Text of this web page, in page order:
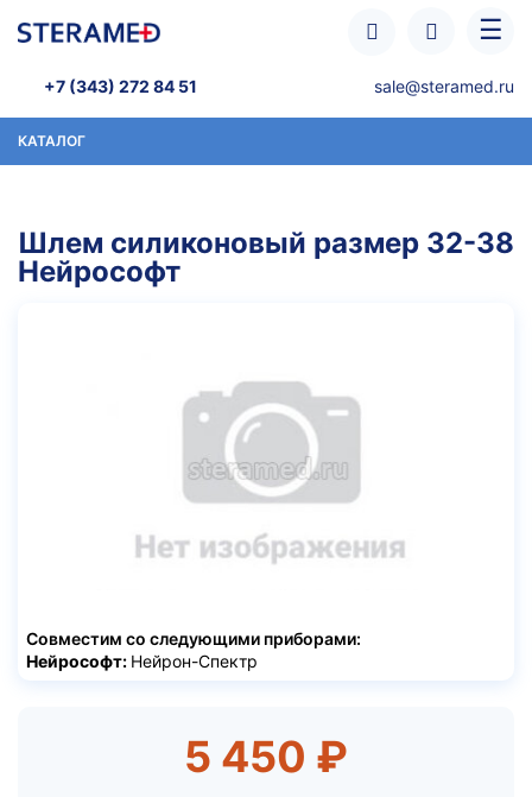
☰
+7 (343) 272 84 51 sale@steramed.ru
КАТАЛОГ
Шлем силиконовый размер 32-38
Нейрософт
Совместим со следующими приборами:
Нейрософт: Нейрон-Спектр
5 450 ₽